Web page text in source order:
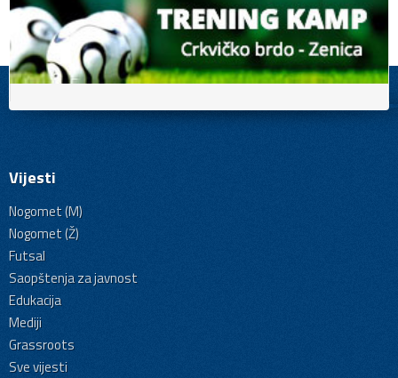
Vijesti
Nogomet (M)
Nogomet (Ž)
Futsal
Saopštenja za javnost
Edukacija
Mediji
Grassroots
Sve vijesti